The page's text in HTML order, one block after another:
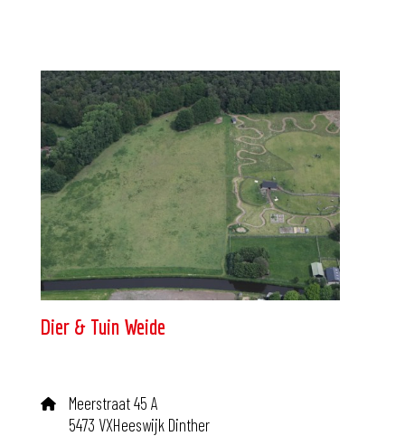
Dier & Tuin Weide
Meerstraat 45 A
5473 VXHeeswijk Dinther